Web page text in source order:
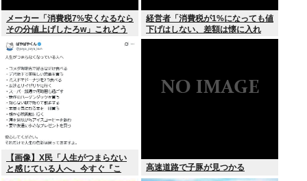
メーカー「消費税7%安くなるなら
その分値上げしたろw」これどう
すんの？
経営者「消費税が1%になっても値
下げはしない、差額は懐に入れ
る」
【画像】X民「人生がつまらない
と感じている人へ。今すぐ『こ
高速道路で子豚が見つかる